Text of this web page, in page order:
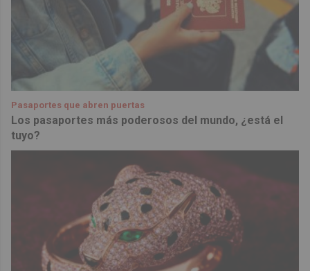
Pasaportes que abren puertas
Los pasaportes más poderosos del mundo, ¿está el
tuyo?